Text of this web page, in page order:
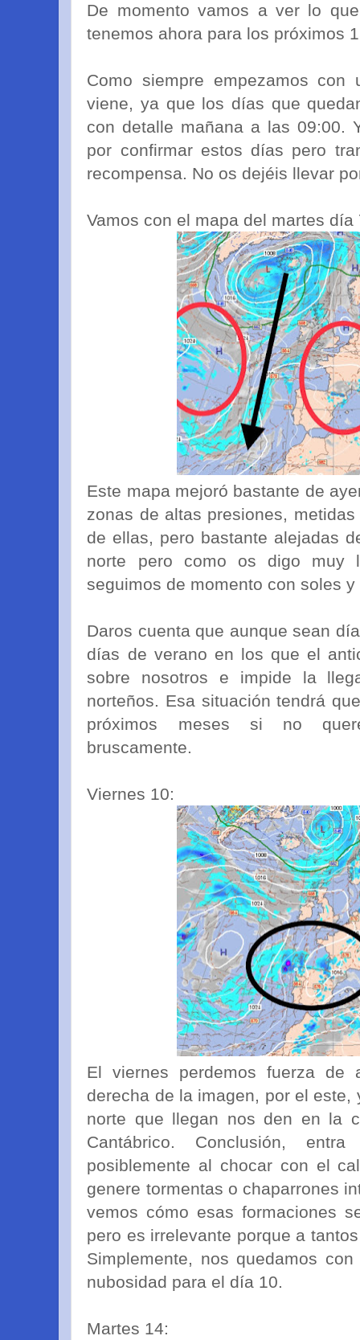
De momento vamos a ver lo
tenemos ahora para los próximos
Como siempre empezamos
viene, ya que los días que
con detalle mañana a las 09:00.
por confirmar estos días pero
recompensa. No os dejéis llevar
Vamos con el mapa del martes día
Este mapa mejoró bastante de
zonas de altas presiones,
de ellas, pero bastante alejadas
norte pero como os digo muy
seguimos de momento con soles
Daros cuenta que aunque sean
días de verano en los que el
sobre nosotros e impide la
norteños. Esa situación tendrá
próximos meses si no
bruscamente.
Viernes 10:
El viernes perdemos fuerza de
derecha de la imagen, por el
norte que llegan nos den en la
Cantábrico. Conclusión,
posiblemente al chocar con el
genere tormentas o chaparrones
vemos cómo esas formaciones
pero es irrelevante porque a
Simplemente, nos quedamos
nubosidad para el día 10.
Martes 14: